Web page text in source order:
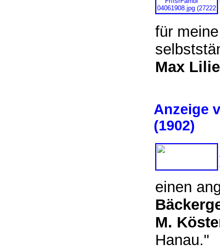
für
Max
Anzeige
(1902)
einen
M.